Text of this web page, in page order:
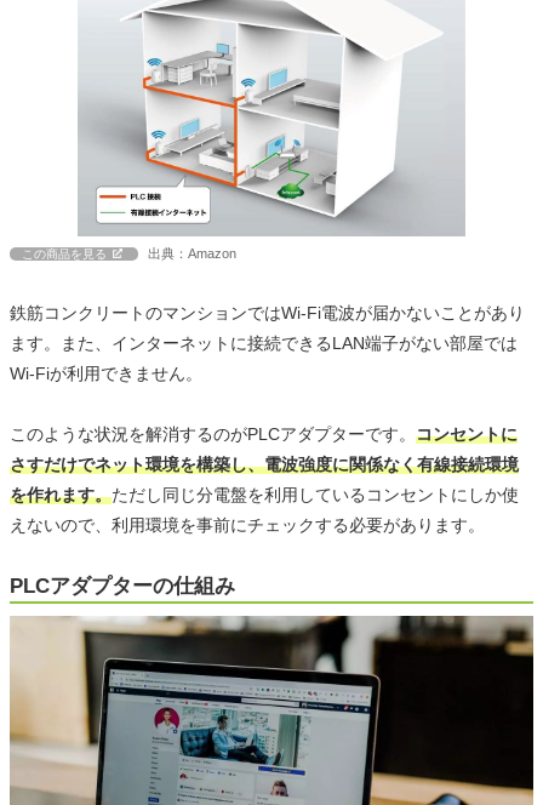
この商品を見る 出典：Amazon
鉄筋コンクリートのマンションではWi-Fi電波が届かないことがあり
ます。また、インターネットに接続できるLAN端子がない部屋では
Wi-Fiが利用できません。
このような状況を解消するのがPLCアダプターです。 コンセントに
さすだけでネット環境を構築し、電波強度に関係なく有線接続環境
を作れます。ただし同じ分電盤を利用しているコンセントにしか使
えないので、利用環境を事前にチェックする必要があります。
PLCアダプターの仕組み